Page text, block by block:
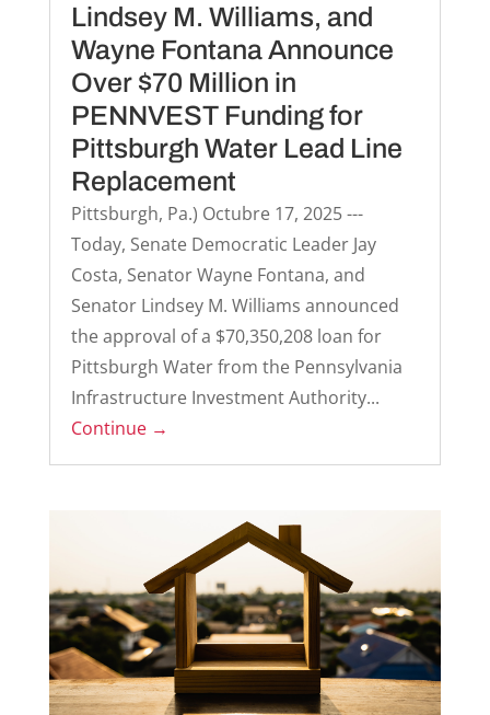
Lindsey M. Williams, and
Wayne Fontana Announce
Over $70 Million in
PENNVEST Funding for
Pittsburgh Water Lead Line
Replacement
Pittsburgh, Pa.) Octubre 17, 2025 ---
Today, Senate Democratic Leader Jay
Costa, Senator Wayne Fontana, and
Senator Lindsey M. Williams announced
the approval of a $70,350,208 loan for
Pittsburgh Water from the Pennsylvania
Infrastructure Investment Authority...
Continue →